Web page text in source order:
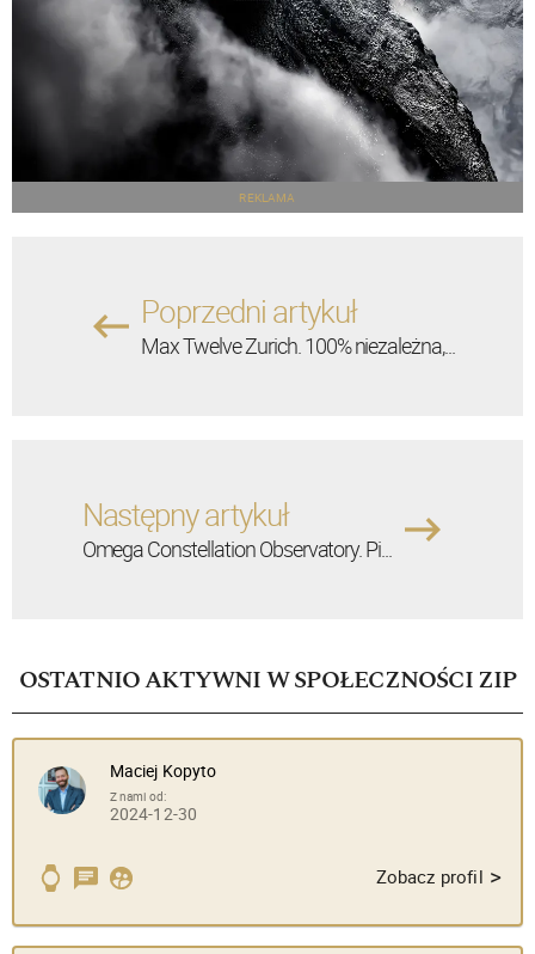
REKLAMA
Poprzedni artykuł
Max Twelve Zurich. 100% niezależna,...
Następny artykuł
Omega Constellation Observatory. Pi...
OSTATNIO AKTYWNI W SPOŁECZNOŚCI ZIP
Maciej Kopyto
Z nami od:
2024-12-30
Zobacz profil >